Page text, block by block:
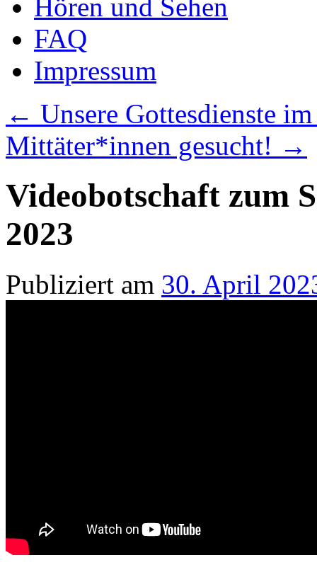
Hören und Sehen
FAQ
Impressum
← Unsere Gottesdienste
Mittäter*innen gesucht! →
Videobotschaft zum
2023
Publiziert am 30. April